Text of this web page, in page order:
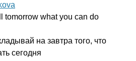
tomorrow what you can do
на завтра того, что
сегодня